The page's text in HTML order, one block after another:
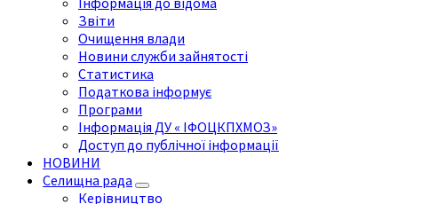
Звіти
Очищення влади
Новини служби зайнятості
Статистика
Податкова інформує
Програми
Інформація ДУ « ІФОЦКПХМОЗ»
Доступ до публічної інформації
НОВИНИ
Селищна рада
Керівництво